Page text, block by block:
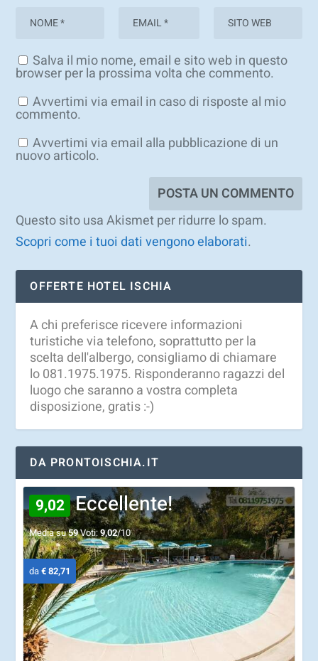
Salva il mio nome, email e sito web in questo
browser per la prossima volta che commento.
Avvertimi via email in caso di risposte al mio
commento.
Avvertimi via email alla pubblicazione di un
nuovo articolo.
Questo sito usa Akismet per ridurre lo spam.
Scopri come i tuoi dati vengono elaborati.
OFFERTE HOTEL ISCHIA
A chi preferisce ricevere informazioni
turistiche via telefono, soprattutto per la
scelta dell'albergo, consigliamo di chiamare
lo 081.1975.1975. Risponderanno ragazzi del
luogo che saranno a vostra completa
disposizione, gratis :-)
DA PRONTOISCHIA.IT
9,02 Eccellente!
Media su59Voti:9,02/10
da€ 82,71